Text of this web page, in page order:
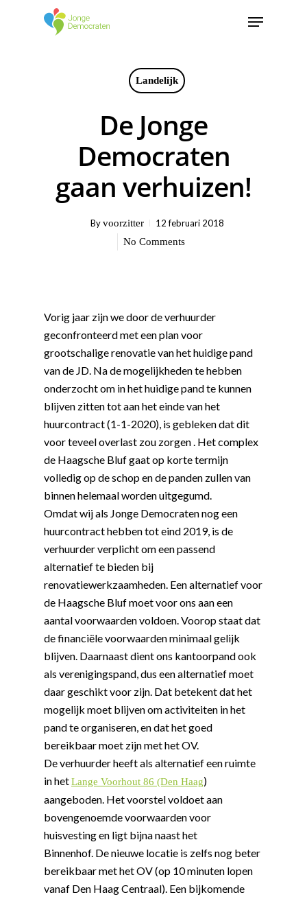
Landelijk
De Jonge
Democraten
gaan verhuizen!
Byvoorzitter
12 februari 2018
No Comments
Vorig jaar zijn we door de verhuurder
geconfronteerd met een plan voor
grootschalige renovatie van het huidige pand
van de JD. Na de mogelijkheden te hebben
onderzocht om in het huidige pand te kunnen
blijven zitten tot aan het einde van het
huurcontract (1-1-2020), is gebleken dat dit
voor teveel overlast zou zorgen . Het complex
de Haagsche Bluf gaat op korte termijn
volledig op de schop en de panden zullen van
binnen helemaal worden uitgegumd.
Omdat wij als Jonge Democraten nog een
huurcontract hebben tot eind 2019, is de
verhuurder verplicht om een passend
alternatief te bieden bij
renovatiewerkzaamheden. Een alternatief voor
de Haagsche Bluf moet voor ons aan een
aantal voorwaarden voldoen. Voorop staat dat
de financiële voorwaarden minimaal gelijk
blijven. Daarnaast dient ons kantoorpand ook
als verenigingspand, dus een alternatief moet
daar geschikt voor zijn. Dat betekent dat het
mogelijk moet blijven om activiteiten in het
pand te organiseren, en dat het goed
bereikbaar moet zijn met het OV.
De verhuurder heeft als alternatief een ruimte
in hetLange Voorhout 86 (Den Haag)
aangeboden. Het voorstel voldoet aan
bovengenoemde voorwaarden voor
huisvesting en ligt bijna naast het
Binnenhof. De nieuwe locatie is zelfs nog beter
bereikbaar met het OV (op 10 minuten lopen
vanaf Den Haag Centraal). Een bijkomende